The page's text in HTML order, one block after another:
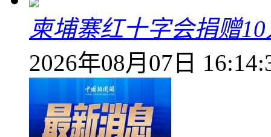
柬埔寨红十字会捐赠
2026年08月07日